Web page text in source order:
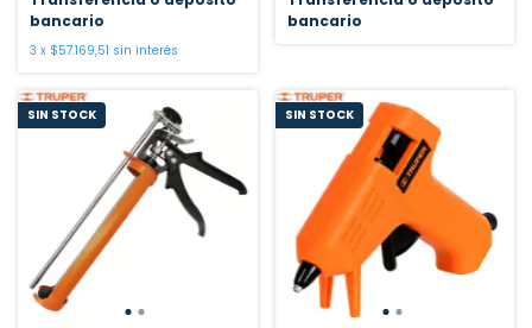
bancario
3 x $57.169,51 sin interés
bancario
SIN STOCK SIN STOCK